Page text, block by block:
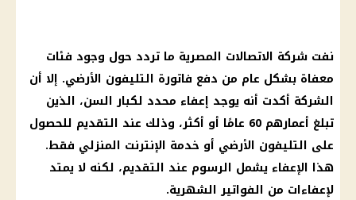
نفت شركة الاتصالات المصرية ما تردد حول وجود فئات
معفاة بشكل عام من دفع فاتورة التليفون الأرضي. إلا أن
الشركة أكدت أنه يوجد إعفاء محدد لكبار السن، الذين
تبلغ أعمارهم 60 عامًا أو أكثر، وذلك عند التقديم للحصول
على التليفون الأرضي أو خدمة الإنترنت المنزلي فقط.
هذا الإعفاء يشمل الرسوم عند التقديم، لكنه لا يمتد
لإعفاءات من الفواتيرالشهرية.